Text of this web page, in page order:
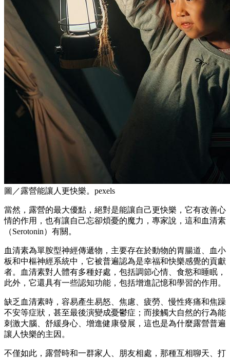
圖／露營能讓人更快樂。pexels
當然，露營的最大優點，絕對是能讓自己更快樂，它有改善心
情的作用，也有讓自己忘卻煩憂的魔力，專家說，這和血清素
（Serotonin）有關。
血清素為單胺型神經傳遞物，主要存在於動物的胃腸道、血小
板和中樞神經系統中，它被普遍認為是幸福和快樂感覺的貢獻
者。血清素對人體有多種好處，包括調節心情、食慾和睡眠，
此外，它還具有一些認知功能，包括增進記憶和學習的作用。
缺乏血清素時，容易產生易怒、焦慮、疲勞、慢性疼痛和焦躁
不安等症狀，甚至最後演變成憂鬱症；而接觸大自然的行為能
刺激大腦、舒緩身心、增進健康發展，這也是為什麼露營普遍
讓人快樂的主因。
不僅如此，露營時和一群家人、朋友相處，那種互相聊天、打